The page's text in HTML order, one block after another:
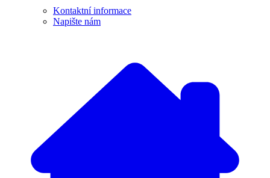
Kontaktní informace
Napište nám